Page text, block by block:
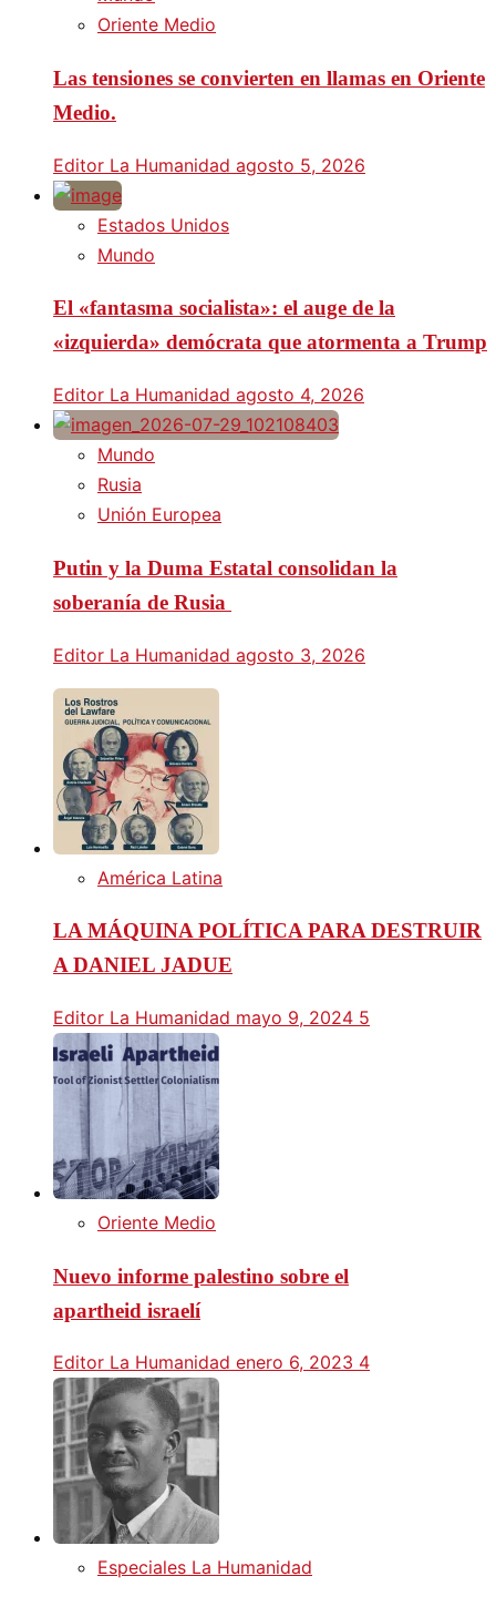
Oriente Medio
Las tensiones se convierten en llamas en Oriente
Medio.
Editor La Humanidad agosto 5, 2026
Estados Unidos
Mundo
El «fantasma socialista»: el auge de la
«izquierda» demócrata que atormenta a Trump
Editor La Humanidad agosto 4, 2026
Mundo
Rusia
Unión Europea
Putin y la Duma Estatal consolidan la
soberanía de Rusia
Editor La Humanidad agosto 3, 2026
América Latina
LA MÁQUINA POLÍTICA PARA DESTRUIR
A DANIEL JADUE
Editor La Humanidad mayo 9, 2024 5
Oriente Medio
Nuevo informe palestino sobre el
apartheid israelí
Editor La Humanidad enero 6, 2023 4
Especiales La Humanidad